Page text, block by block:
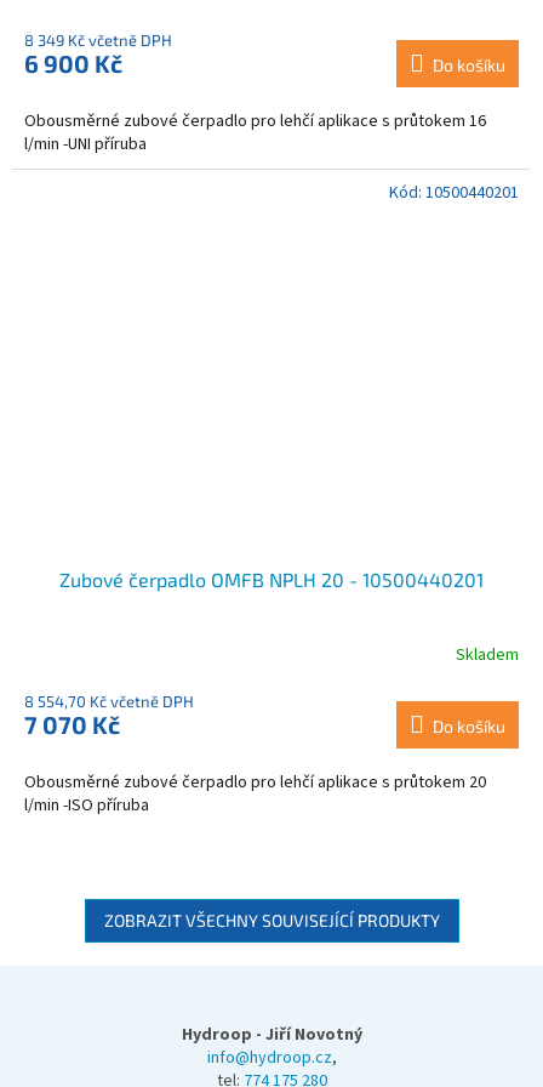
8 349 Kč včetně DPH
6 900 Kč Do košíku
Obousměrné zubové čerpadlo pro lehčí aplikace s průtokem 16
l/min -UNI příruba
Zubové čerpadlo OMFB NPLH 20 - 10500440201
Skladem
8 554,70 Kč včetně DPH
7 070 Kč Do košíku
Obousměrné zubové čerpadlo pro lehčí aplikace s průtokem 20
l/min -ISO příruba
Kód: 10500440201
ZOBRAZIT VŠECHNY SOUVISEJÍCÍ PRODUKTY
Hydroop - Jiří Novotný
info@hydroop.cz,
tel: 774 175 280